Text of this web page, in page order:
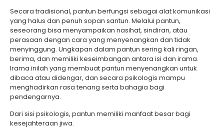
Secara tradisional, pantun berfungsi sebagai alat komunikasi
yang halus dan penuh sopan santun. Melalui pantun,
seseorang bisa menyampaikan nasihat, sindiran, atau
perasaan dengan cara yang menyenangkan dan tidak
menyinggung. Ungkapan dalam pantun sering kali ringan,
berima, dan memiliki keseimbangan antara isi dan irama.
Irama inilah yang membuat pantun menyenangkan untuk
dibaca atau didengar, dan secara psikologis mampu
menghadirkan rasa tenang serta bahagia bagi
pendengarnya.
Dari sisi psikologis, pantun memiliki manfaat besar bagi
kesejahteraan jiwa.